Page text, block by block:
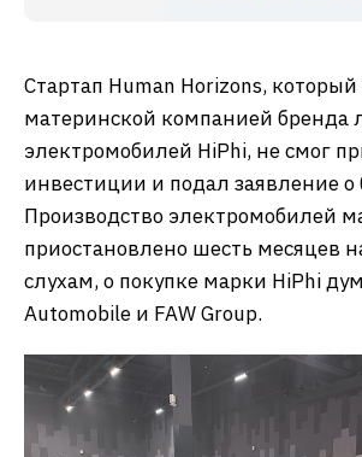
Стартап Human Horizons, который
материнской компанией бренда
электромобилей HiPhi, не смог
инвестиции и подал заявление о
Производство электромобилей
приостановлено шесть месяцев
слухам, о покупке марки HiPhi
Automobile и FAW Group.